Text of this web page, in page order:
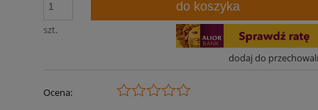
szt.
do koszyka
dodaj do
Ocena: